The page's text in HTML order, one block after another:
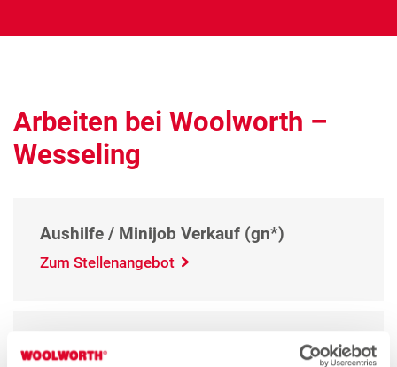
Arbeiten bei Woolworth –
Wesseling
Aushilfe / Minijob Verkauf (gn*)
Zum Stellenangebot
Quereinsteiger Verkauf Teilzeit (gn*)